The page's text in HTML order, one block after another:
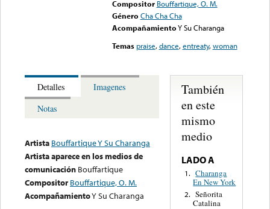
Compositor Bouffartique, O. M.
Género Cha Cha Cha
AcompañamientoY Su Charanga
Temas praise,dance,entreaty,woman
Detalles
Imagenes
Notas
Artista Bouffartique Y Su Charanga
Artista aparece en los medios de
comunicación Bouffartique
Compositor Bouffartique, O. M.
AcompañamientoY Su Charanga
También
en este
mismo
medio
LADO A
1. Charanga
En New York
2. Señorita
Catalina